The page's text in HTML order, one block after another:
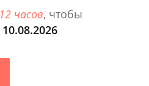
12 часов, чтобы
10.08.2026